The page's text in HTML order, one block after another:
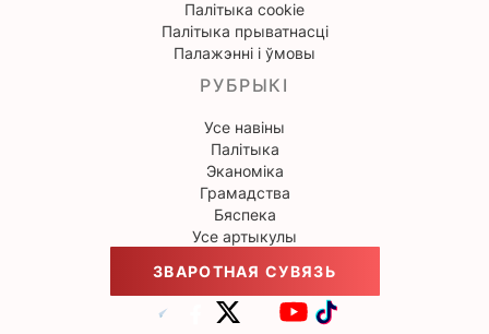
Палітыка cookie
Палітыка прыватнасці
Палажэнні і ўмовы
РУБРЫКІ
Усе навіны
Палітыка
Эканоміка
Грамадства
Бяспека
Усе артыкулы
ЗВАРОТНАЯ СУВЯЗЬ